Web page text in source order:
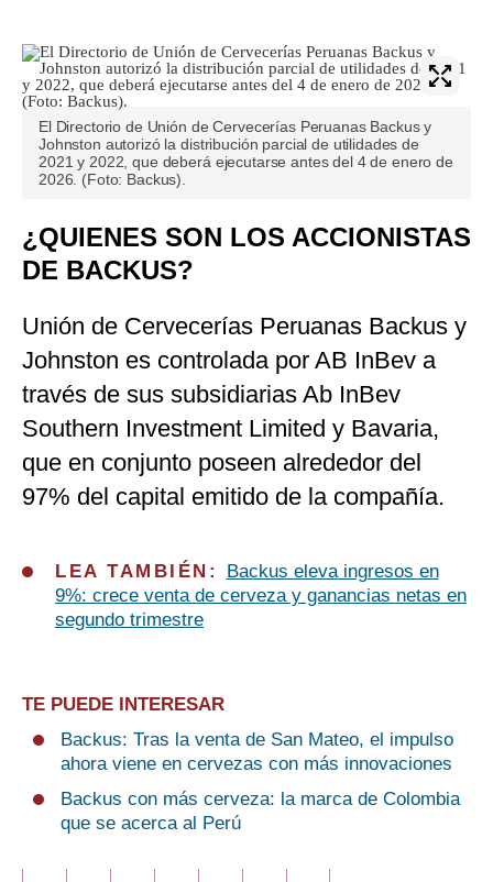
El Directorio de Unión de Cervecerías Peruanas Backus y
Johnston autorizó la distribución parcial de utilidades de
2021 y 2022, que deberá ejecutarse antes del 4 de enero de
2026. (Foto: Backus).
¿QUIENES SON LOS ACCIONISTAS
DE BACKUS?
Unión de Cervecerías Peruanas Backus y
Johnston es controlada por AB InBev a
través de sus subsidiarias Ab InBev
Southern Investment Limited y Bavaria,
que en conjunto poseen alrededor del
97% del capital emitido de la compañía.
LEA TAMBIÉN:
Backus eleva ingresos en
9%: crece venta de cerveza y ganancias netas en
segundo trimestre
TE PUEDE INTERESAR
Backus: Tras la venta de San Mateo, el impulso
ahora viene en cervezas con más innovaciones
Backus con más cerveza: la marca de Colombia
que se acerca al Perú